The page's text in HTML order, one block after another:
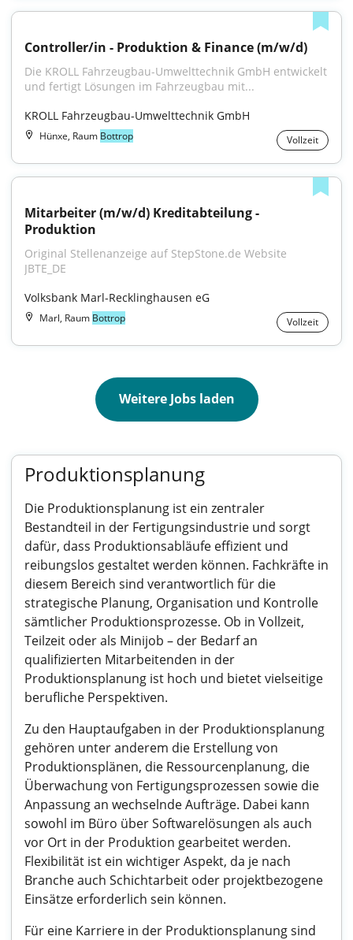
Controller/in - Produktion & Finance (m/w/d)
Die KROLL Fahrzeugbau-Umwelttechnik GmbH entwickelt
und fertigt Lösungen im Fahrzeugbau mit...
KROLL Fahrzeugbau-Umwelttechnik GmbH
Hünxe, Raum Bottrop Vollzeit
Mitarbeiter (m/w/d) Kreditabteilung -
Produktion
Original Stellenanzeige auf StepStone.de Website
JBTE_DE
Volksbank Marl-Recklinghausen eG
Marl, Raum Bottrop Vollzeit
Weitere Jobs laden
Produktionsplanung
Die Produktionsplanung ist ein zentraler
Bestandteil in der Fertigungsindustrie und sorgt
dafür, dass Produktionsabläufe effizient und
reibungslos gestaltet werden können. Fachkräfte in
diesem Bereich sind verantwortlich für die
strategische Planung, Organisation und Kontrolle
sämtlicher Produktionsprozesse. Ob in Vollzeit,
Teilzeit oder als Minijob – der Bedarf an
qualifizierten Mitarbeitenden in der
Produktionsplanung ist hoch und bietet vielseitige
berufliche Perspektiven.
Zu den Hauptaufgaben in der Produktionsplanung
gehören unter anderem die Erstellung von
Produktionsplänen, die Ressourcenplanung, die
Überwachung von Fertigungsprozessen sowie die
Anpassung an wechselnde Aufträge. Dabei kann
sowohl im Büro über Softwarelösungen als auch
vor Ort in der Produktion gearbeitet werden.
Flexibilität ist ein wichtiger Aspekt, da je nach
Branche auch Schichtarbeit oder projektbezogene
Einsätze erforderlich sein können.
Für eine Karriere in der Produktionsplanung sind